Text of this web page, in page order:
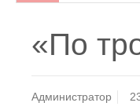
«По
Администратор